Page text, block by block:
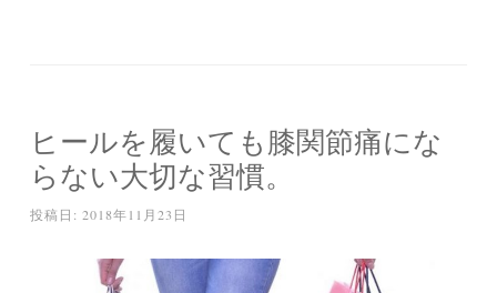
ヒールを履いても膝関節痛にな
らない大切な習慣。
投稿日: 2018年11月23日